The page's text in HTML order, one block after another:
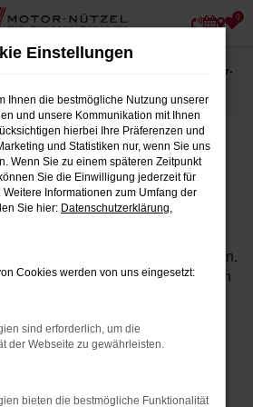
0
CUPRA Jahreswagen für Weiden bei Motor-
für
Motor-Nützel
Nützel Ihr zuverlässiger
in der Nähe von Weiden.
nach einem nahezu neuwertigen
Jahreswagen bei Motor-
Unsere Auswahl an CUPRA
die Möglichkeit, modernste
Laufleistung und zu attraktiven
Jeder CUPRA Jahreswagen
Team gründlich geprüft, um
Einstellungen
Ihnen die bestmögliche Nutzung unserer
und unsere Kommunikation mit Ihnen
hierbei Ihre Präferenzen und
und Statistiken nur, wenn Sie uns
Wenn Sie zu einem späteren Zeitpunkt
Sie die Einwilligung jederzeit für
Informationen zum Umfang der
Sie hier: Datenschutzerklärung,
Cookies werden von uns eingesetzt:
sind erforderlich, um die
der Webseite zu gewährleisten.
bieten die bestmögliche Funktionalität